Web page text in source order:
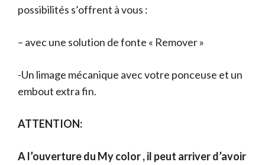
possibilités s’offrent à vous :
– avec une solution de fonte « Remover »
-Un limage mécanique avec votre ponceuse et un
embout extra fin.
ATTENTION:
A l’ouverture du My color , il peut arriver d’avoir